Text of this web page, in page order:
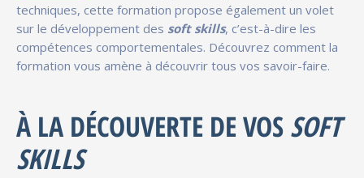
techniques, cette formation propose également un volet
sur le développement des soft skills, c’est-à-dire les
compétences comportementales. Découvrez comment la
formation vous amène à découvrir tous vos savoir-faire.
À LA DÉCOUVERTE DE VOSSOFT
SKILLS